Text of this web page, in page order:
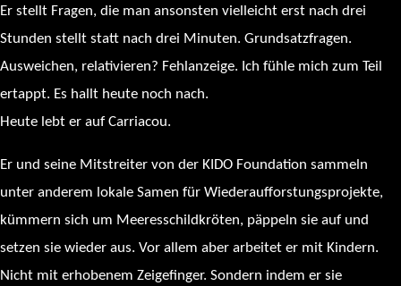
Er stellt Fragen, die man ansonsten vielleicht erst nach drei
Stunden stellt statt nach drei Minuten. Grundsatzfragen.
Ausweichen, relativieren? Fehlanzeige. Ich fühle mich zum Teil
ertappt. Es hallt heute noch nach.
Heute lebt er auf Carriacou.
Er und seine Mitstreiter von der KIDO Foundation sammeln
unter anderem lokale Samen für Wiederaufforstungsprojekte,
kümmern sich um Meeresschildkröten, päppeln sie auf und
setzen sie wieder aus. Vor allem aber arbeitet er mit Kindern.
Nicht mit erhobenem Zeigefinger. Sondern indem er sie